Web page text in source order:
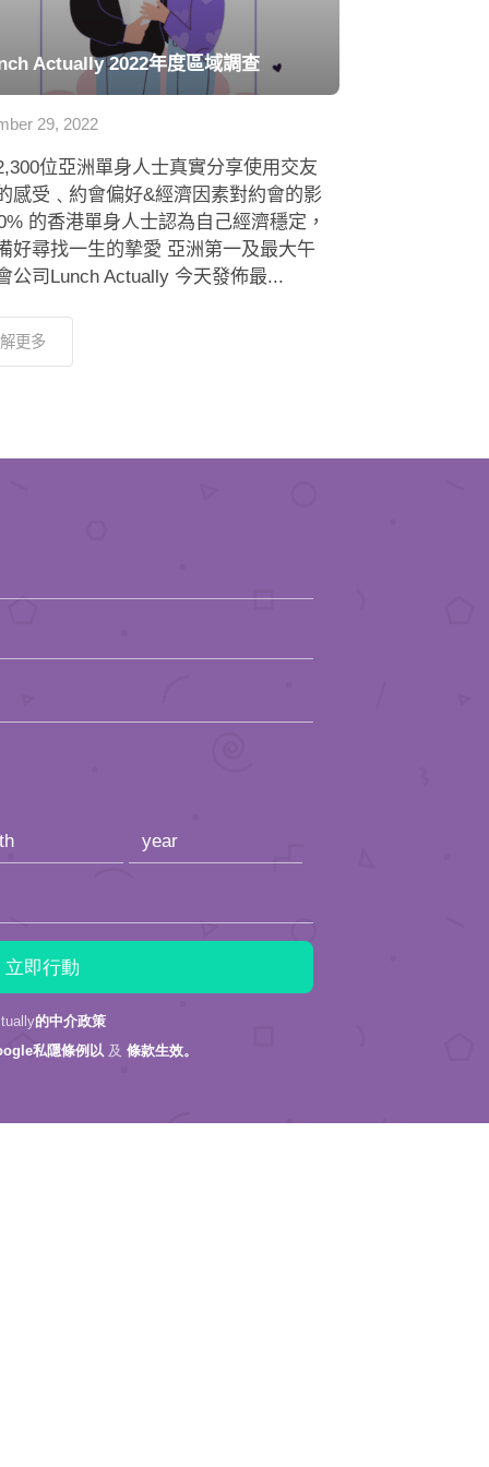
Actually 2022年度區域調查
29, 2022
位亞洲單身人士真實分享使用交友
感受﹑約會偏好&經濟因素對約會的影
的香港單身人士認為自己經濟穩定，
好尋找一生的摯愛 亞洲第一及最大午
公司Lunch Actually 今天發佈最...
更多
的中介政策
私隱條例以 及 條款生效。